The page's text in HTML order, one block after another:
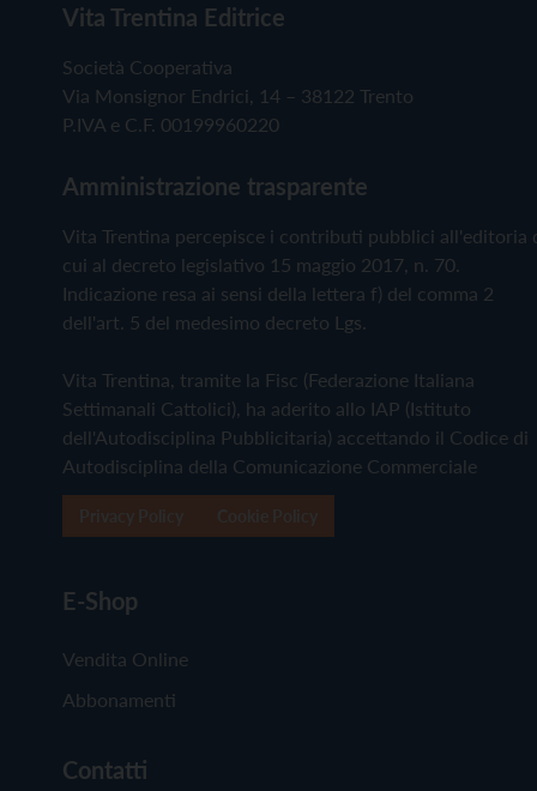
Vita Trentina Editrice
Società Cooperativa
Via Monsignor Endrici, 14 – 38122 Trento
P.IVA e C.F. 00199960220
Amministrazione trasparente
Vita Trentina percepisce i contributi pubblici all'editoria
cui al decreto legislativo 15 maggio 2017, n. 70.
Indicazione resa ai sensi della lettera f) del comma 2
dell'art. 5 del medesimo decreto Lgs.
Vita Trentina, tramite la Fisc (Federazione Italiana
Settimanali Cattolici), ha aderito allo IAP (Istituto
dell'Autodisciplina Pubblicitaria) accettando il Codice di
Autodisciplina della Comunicazione Commerciale
E-Shop
Vendita Online
Abbonamenti
Contatti